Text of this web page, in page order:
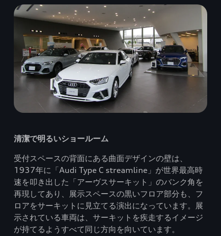
清潔で明るいショールーム
受付スペースの背面にある曲面デザインの壁は、
1937年に「Audi Type C streamline」が世界最高時
速を叩き出した「アーヴスサーキット」のバンク角を
再現してあり、展示スペースの黒いフロア部分も、フ
ロアをサーキットに見立てる演出になっています。展
示されている車両は、サーキットを疾走するイメージ
が持てるようすべて同じ方向を向いています。